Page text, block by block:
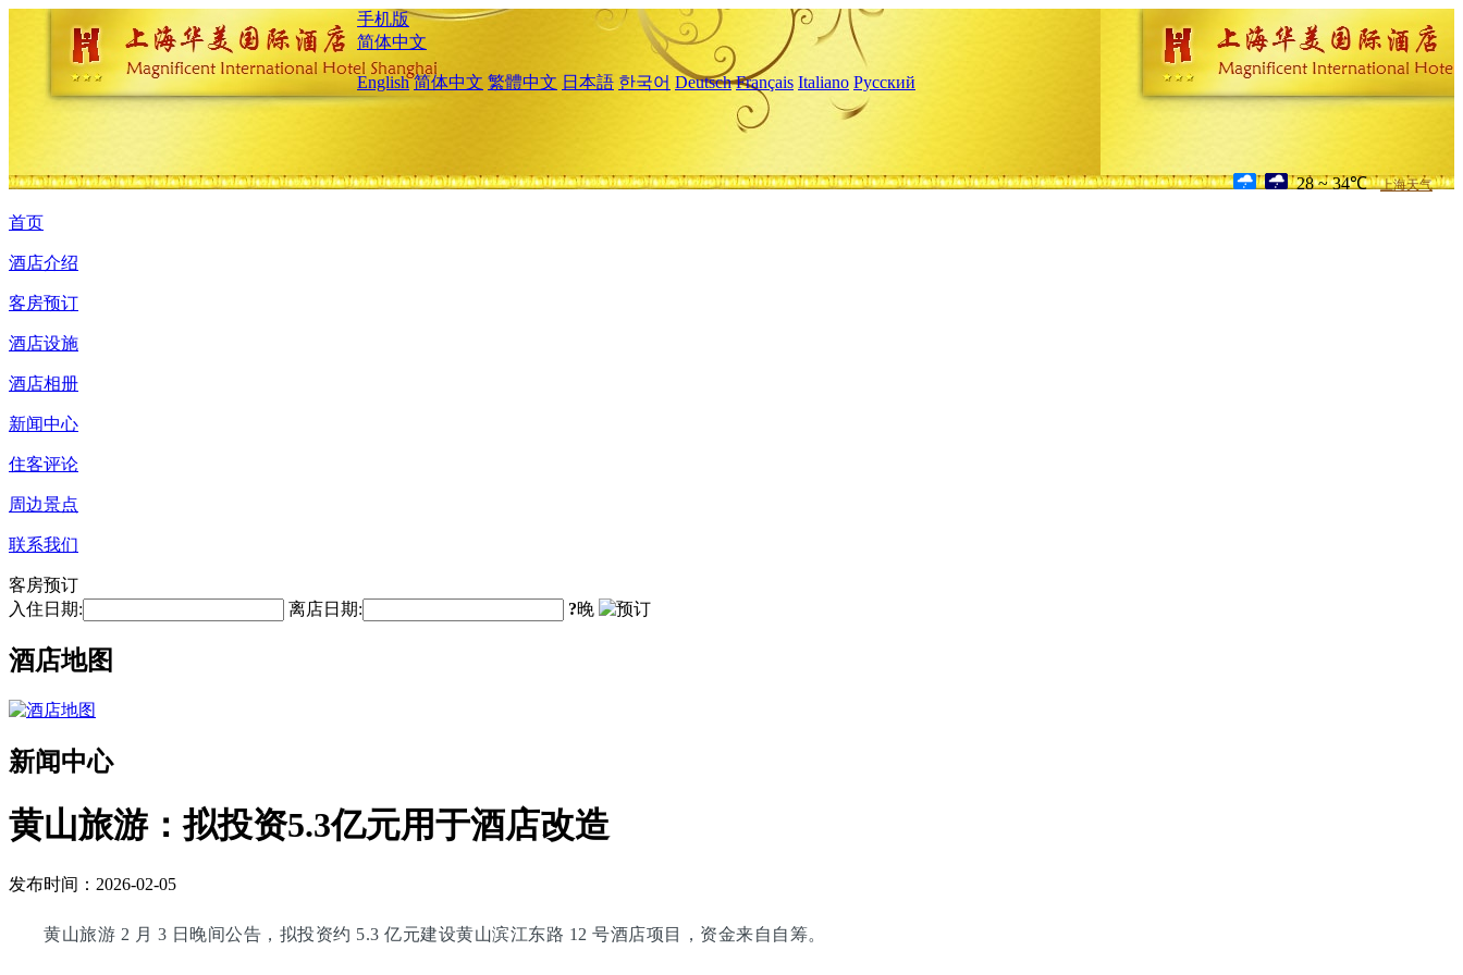
手机版
简体中文
English 简体中文 繁體中文 日本語 한국어 Deutsch Français Italiano Русский
28 ~ 34℃ 上海天气
首页
酒店介绍
客房预订
酒店设施
酒店相册
新闻中心
住客评论
周边景点
联系我们
客房预订
入住日期:
离店日期: ?晚
酒店地图
新闻中心
黄山旅游：拟投资5.3亿元用于酒店改造
发布时间：2026-02-05
黄山旅游 2 月 3 日晚间公告，拟投资约 5.3 亿元建设黄山滨江东路 12 号酒店项目，资金来自自筹。